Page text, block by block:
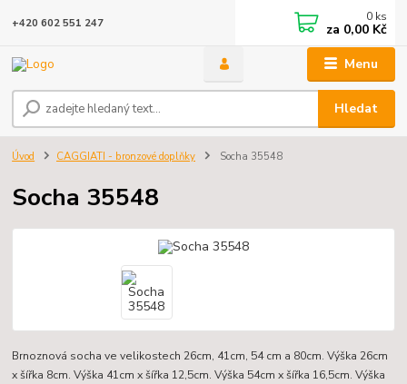
Menu
Hledat
+420 602 551 247 0 ks
za 0,00 Kč
Úvod CAGGIATI - bronzové doplňky Socha 35548
Socha 35548
Brnoznová socha ve velikostech 26cm, 41cm, 54 cm a 80cm. Výška 26cm
x šířka 8cm. Výška 41cm x šířka 12,5cm. Výška 54cm x šířka 16,5cm. Výška